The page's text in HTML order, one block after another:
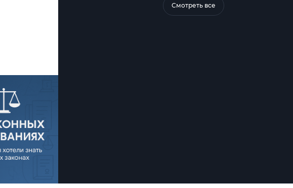
Смотреть все